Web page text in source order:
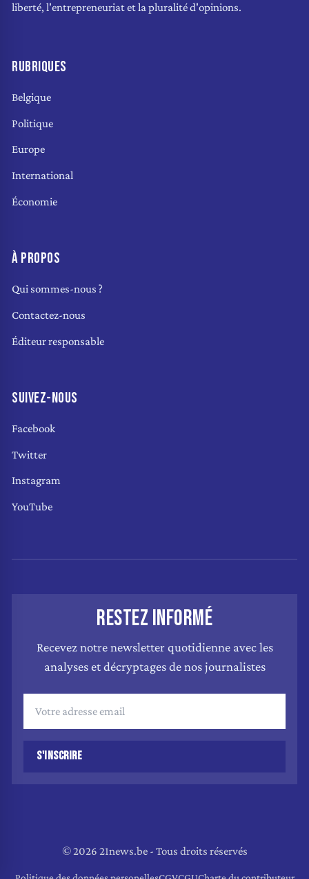
liberté, l'entrepreneuriat et la pluralité d'opinions.
RUBRIQUES
Belgique
Politique
Europe
International
Économie
À PROPOS
Qui sommes-nous ?
Contactez-nous
Éditeur responsable
SUIVEZ-NOUS
Facebook
Twitter
Instagram
YouTube
RESTEZ INFORMÉ
Recevez notre newsletter quotidienne avec les
analyses et décryptages de nos journalistes
S'INSCRIRE
© 2026 21news.be - Tous droits réservés